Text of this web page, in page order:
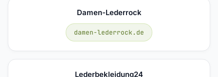
Damen-Lederrock
damen-lederrock.de
Lederbekleidung24